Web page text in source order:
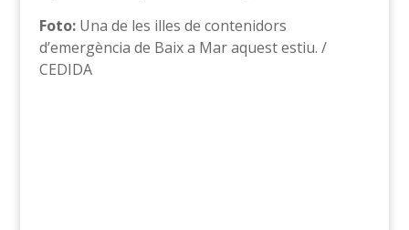
Foto:Una de les illes de contenidors
d’emergència de Baix a Mar aquest estiu. /
CEDIDA